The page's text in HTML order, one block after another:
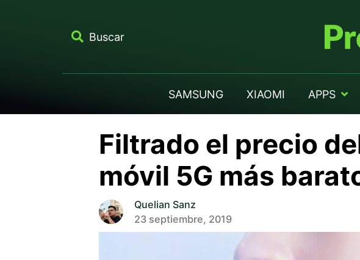
Buscar
SAMSUNG XIAOMI APPS
Filtrado el precio
móvil 5G más
Quelian Sanz
23 septiembre, 2019